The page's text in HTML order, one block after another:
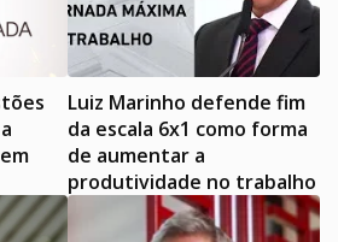
Luiz Marinho defende fim
da escala 6x1 como forma
de aumentar a
produtividade no trabalho